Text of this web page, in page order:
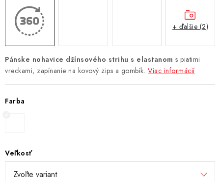
Pánske nohavice džínsového strihu s elastanom s piatimi
vreckami, zapínanie na kovový zips a gombík. Viac informácií
Farba
Veľkosť
+ ďalšie (2)